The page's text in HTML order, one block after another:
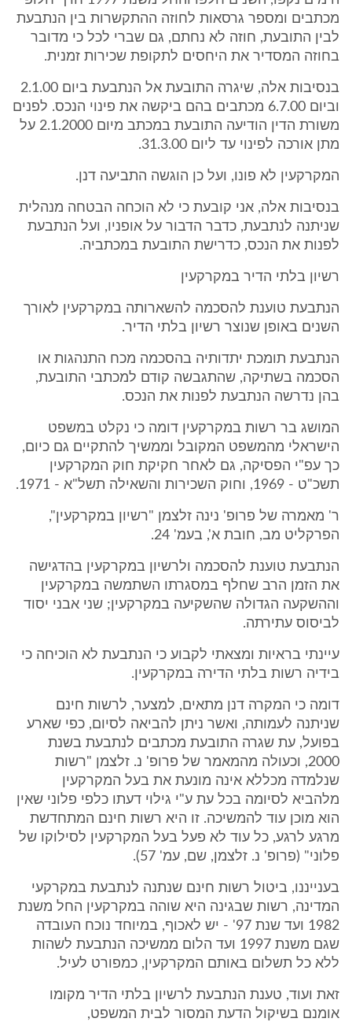
מכתבים ומספר גרסאות לחוזה ההתקשרות בין הנתבעת
לבין התובעת, חוזה לא נחתם, גם שברי לכל כי מדובר
בחוזה המסדיר את היחסים לתקופת שכירות זמנית.
בנסיבות אלה, שיגרה התובעת אל הנתבעת ביום 2.1.00
וביום 6.7.00 מכתבים בהם ביקשה את פינוי הנכס. לפנים
משורת הדין הודיעה התובעת במכתב מיום 2.1.2000 על
מתן אורכה לפינוי עד ליום 31.3.00.
המקרקעין לא פונו, ועל כן הוגשה התביעה דנן.
בנסיבות אלה, אני קובעת כי לא הוכחה הבטחה מנהלית
שניתנה לנתבעת, כדבר הדבור על אופניו, ועל הנתבעת
לפנות את הנכס, כדרישת התובעת במכתביה.
רשיון בלתי הדיר במקרקעין
הנתבעת טוענת להסכמה להשארותה במקרקעין לאורך
השנים באופן שנוצר רשיון בלתי הדיר.
הנתבעת תומכת יתדותיה בהסכמה מכח התנהגות או
הסכמה בשתיקה, שהתגבשה קודם למכתבי התובעת,
בהן נדרשה הנתבעת לפנות את הנכס.
המושג בר רשות במקרקעין דומה כי נקלט במשפט
הישראלי מהמשפט המקובל וממשיך להתקיים גם כיום,
כך עפ"י הפסיקה, גם לאחר חקיקת חוק המקרקעין
תשכ"ט - 1969, וחוק השכירות והשאילה תשל"א - 1971.
ר' מאמרה של פרופ' נינה זלצמן "רשיון במקרקעין",
הפרקליט מב, חובת א', בעמ' 24.
הנתבעת טוענת להסכמה ולרשיון במקרקעין בהדגישה
את הזמן הרב שחלף במסגרתו השתמשה במקרקעין
וההשקעה הגדולה שהשקיעה במקרקעין; שני אבני יסוד
לביסוס עתירתה.
עיינתי בראיות ומצאתי לקבוע כי הנתבעת לא הוכיחה כי
בידיה רשות בלתי הדירה במקרקעין.
דומה כי המקרה דנן מתאים, למצער, לרשות חינם
שניתנה לעמותה, ואשר ניתן להביאה לסיום, כפי שארע
בפועל, עת שגרה התובעת מכתבים לנתבעת בשנת
2000, וכעולה מהמאמר של פרופ' נ. זלצמן "רשות
שנלמדה מכללא אינה מונעת את בעל המקרקעין
מלהביא לסיומה בכל עת ע"י גילוי דעתו כלפי פלוני שאין
הוא מוכן עוד להמשיכה. זו היא רשות חינם המתחדשת
מרגע לרגע, כל עוד לא פעל בעל המקרקעין לסילוקו של
פלוני" (פרופ' נ. זלצמן, שם, עמ' 57).
בענייננו, ביטול רשות חינם שנתנה לנתבעת במקרקעי
המדינה, רשות שבגינה היא שוהה במקרקעין החל משנת
1982 ועד שנת 97' - יש לאכוף, במיוחד נוכח העובדה
שגם משנת 1997 ועד הלום ממשיכה הנתבעת לשהות
ללא כל תשלום באותם המקרקעין, כמפורט לעיל.
זאת ועוד, טענת הנתבעת לרשיון בלתי הדיר מקומו
אומנם בשיקול הדעת המסור לבית המשפט,